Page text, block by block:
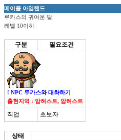
메이플 아일랜드
루카스의 귀여운 딸
레벨 10이하
구분 필요조건
! NPC 루카스와 대화하기
출현지역 : 암허스트, 암허스트
직업 초보자
상태